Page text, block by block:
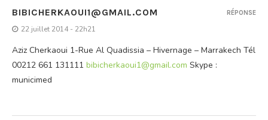
BIBICHERKAOUI1@GMAIL.COM
22 juillet 2014 - 22h21
Aziz Cherkaoui 1-Rue Al Quadissia – Hivernage – Marrakech Tél
00212 661 131111 bibicherkaoui1@gmail.com Skype :
municimed
RÉPONSE